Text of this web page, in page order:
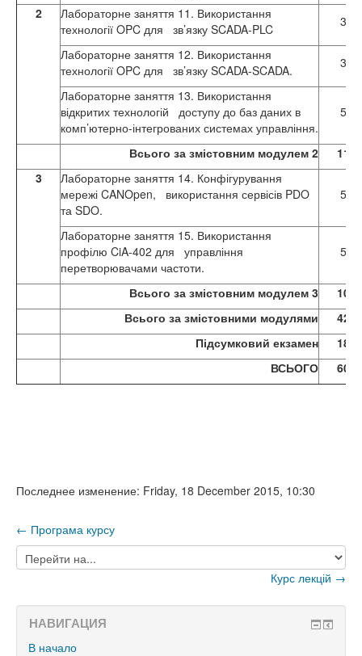
2
Лабораторне заняття 11. Використання
технології OPC для зв’язку SCADA-PLC
3
Лабораторне заняття 12. Використання
технології OPC для зв’язку SCADA-SCADA.
3
Лабораторне заняття 13. Використання
відкритих технологій доступу до баз даних в
комп’ютерно-інтегрованих системах управління.
5
Всього за змістовним модулем 2
11
3
Лабораторне заняття 14. Конфігурування
мережі CANOpen, використання сервісів PDO
та SDO.
5
Лабораторне заняття 15. Використання
профілю CiA-402 для управління
перетворювачами частоти.
5
Всього за змістовним модулем 3
10
Всього за змістовними модулями
42
Підсумковий екзамен
18
ВСЬОГО
60
Последнее изменение: Friday, 18 December 2015, 10:30
← Програма курсу
Перейти
на...
Курс лекцій →
НАВИГАЦИЯ
В начало